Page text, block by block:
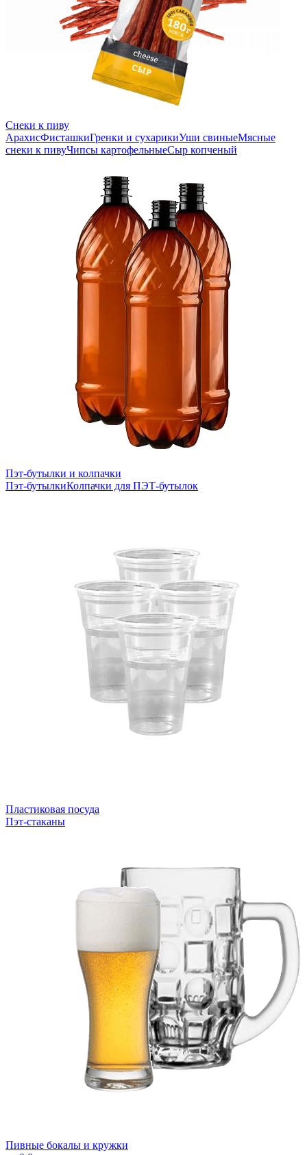
Снеки к пиву
АрахисФисташкиГренки и сухарикиУши свиныеМясные
снеки к пивуЧипсы картофельныеСыр копченый
Пэт-бутылки и колпачки
Пэт-бутылкиКолпачки для ПЭТ-бутылок
Пластиковая посуда
Пэт-стаканы
Пивные бокалы и кружки